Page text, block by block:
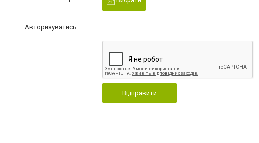
Авторизуватись
Відправити